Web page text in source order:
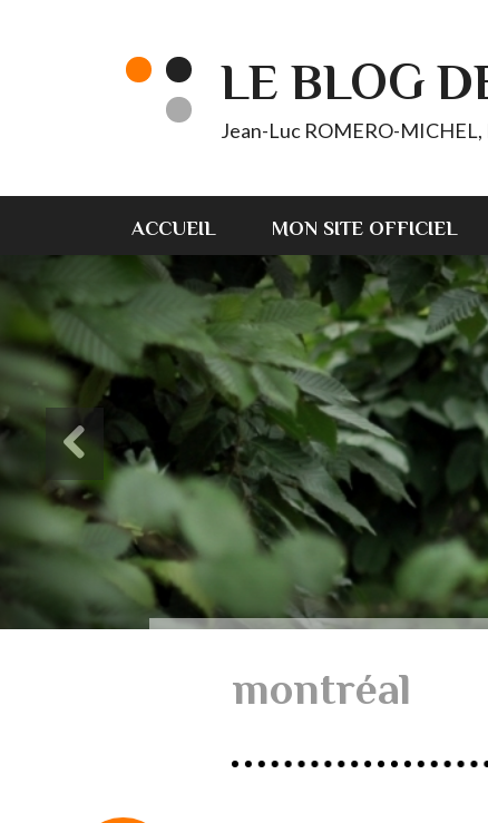
LE BLOG
Jean-Luc ROMERO-MICHEL,
ACCUEIL MON SITE OFFICIEL
montréal